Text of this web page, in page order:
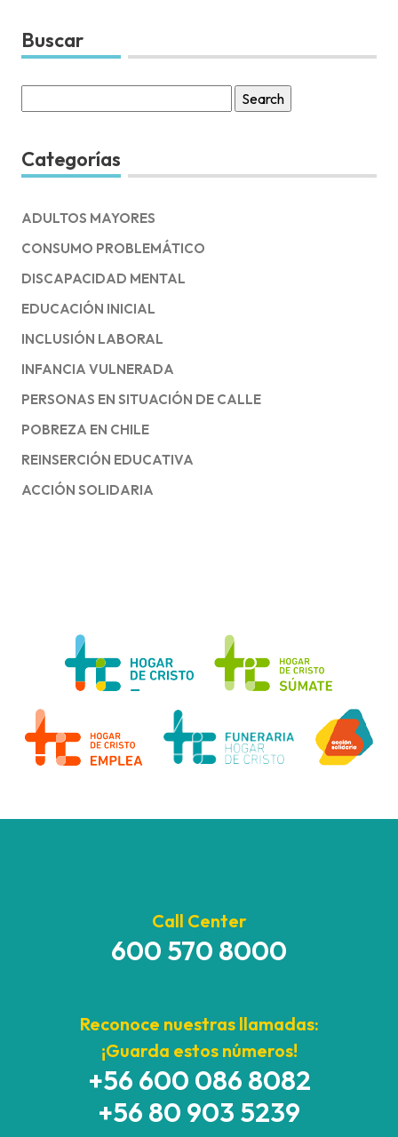
Buscar
for:
Categorías
ADULTOS MAYORES
CONSUMO PROBLEMÁTICO
DISCAPACIDAD MENTAL
EDUCACIÓN INICIAL
INCLUSIÓN LABORAL
INFANCIA VULNERADA
PERSONAS EN SITUACIÓN DE CALLE
POBREZA EN CHILE
REINSERCIÓN EDUCATIVA
ACCIÓN SOLIDARIA
Call Center
600 570 8000
Reconoce nuestras llamadas:
¡Guarda estos números!
+56 600 086 8082
+56 80 903 5239